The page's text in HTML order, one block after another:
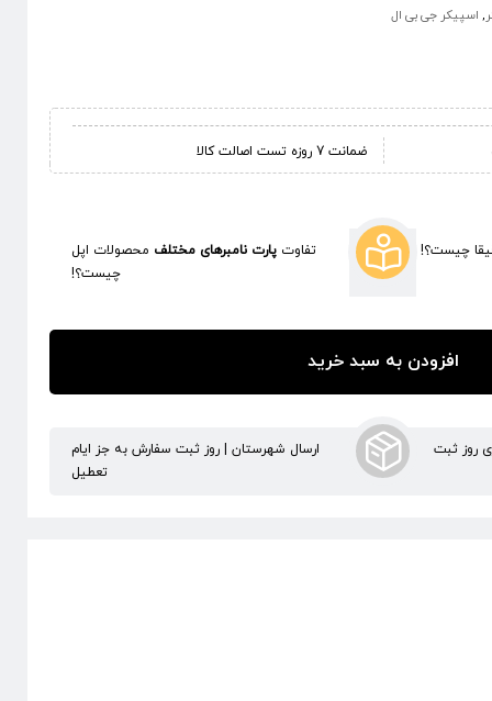
, اسپیکر جی بی ال
ضمانت 7 روزه تست اصالت کالا
چیست؟! تفاوت پارت نامبرهای مختلف محصولات اپل
چیست؟!
افزودن به سبد خرید
روز ثبت
ارسال شهرستان | روز ثبت سفارش به جز ایام
تعطیل